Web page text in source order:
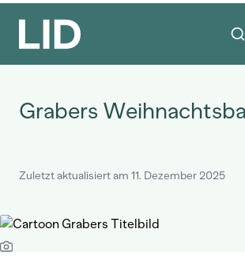
Grabers
Zuletzt aktualisiert am 11. Dezember 2025